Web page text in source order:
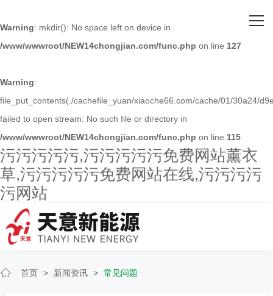
Warning: mkdir(): No space left on device in
/www/wwwroot/NEW14chongjian.com/func.php on line 127
Warning:
file_put_contents(./cachefile_yuan/xiaoche66.com/cache/01/30a24/
failed to open stream: No such file or directory in
/www/wwwroot/NEW14chongjian.com/func.php on line 115
污污污污污,污污污污污免费网站薰衣
草,污污污污污免费网站在线,污污污污
污网站
关于污污污污污
主营产品
人才招聘
新闻资讯
联系污污污污污
首页 > 新闻资讯 > 常见问题